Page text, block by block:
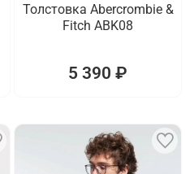
Толстовка Abercrombie &
Fitch ABK08
5 390 ₽